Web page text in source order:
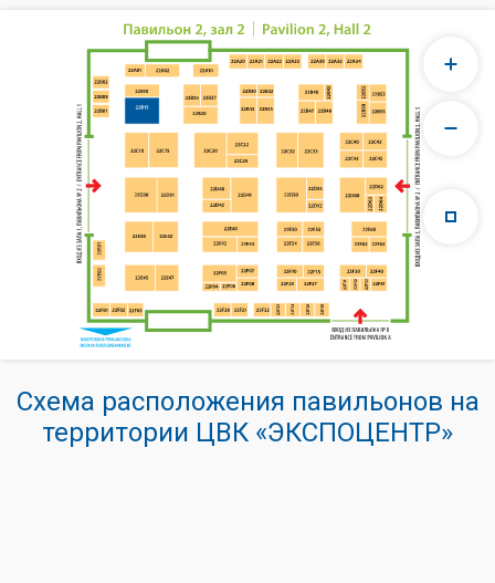
Схема расположения павильонов на
территории ЦВК «ЭКСПОЦЕНТР»